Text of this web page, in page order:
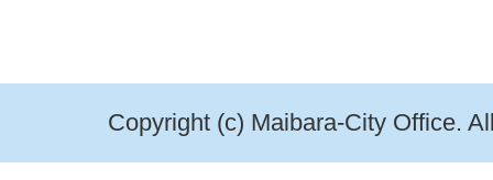
Copyright (c) Maibara-City Office.